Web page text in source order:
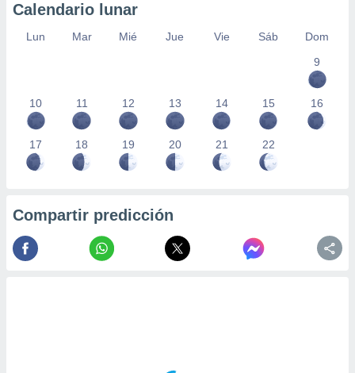
Calendario lunar
Lun Mar Mié Jue Vie Sáb
Dom
9
10 11 12 13 14 15 16
17 18 19 20 21 22
Compartir predicción